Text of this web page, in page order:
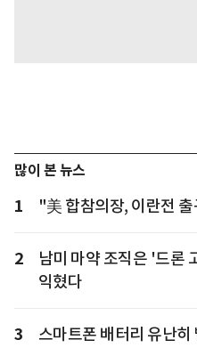
많이 본 뉴스
1 "美 합참의장, 이란전
2
남미 마약 조직은 '드론
익혔다
3 스마트폰 배터리 유난